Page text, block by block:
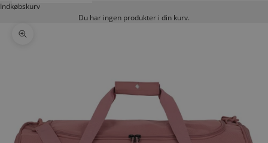
Indkøbskurv
Du har ingen produkter i din kurv.
Zoom